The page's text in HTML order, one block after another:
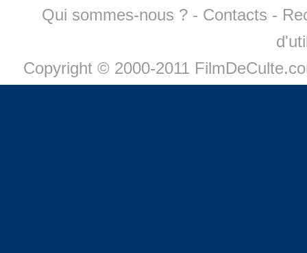
Qui sommes-nous ? - Contacts -
Copyright © 2000-2011